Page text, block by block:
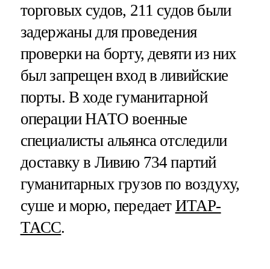
торговых судов, 211 судов были
задержаны для проведения
проверки на борту, девяти из них
был запрещен вход в ливийские
порты. В ходе гуманитарной
операции НАТО военные
специалисты альянса отследили
доставку в Ливию 734 партий
гуманитарных грузов по воздуху,
суше и морю, передает ИТАР-
ТАСС.